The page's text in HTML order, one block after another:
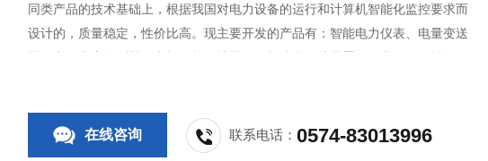
同类产品的技术基础上，根据我国对电力设备的运行和计算机智能化监控要求而
设计的，质量稳定，性价比高。现主要开发的产品有：智能电力仪表、电量变送
器、电气火灾探测器、电机智能保护器、微机综合保护装置、双电源自动转换开
在线咨询 联系电话：0574-83013996